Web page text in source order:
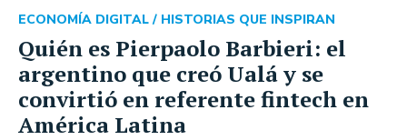
Quién es Pierpaolo Barbieri: el
argentino que creó Ualá y se
convirtió en referente fintech en
América Latina
ECONOMÍA DIGITAL / HISTORIAS QUE INSPIRAN